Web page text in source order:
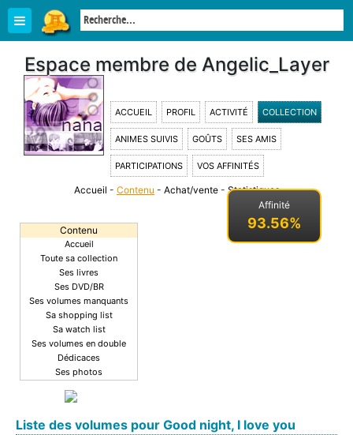
Espace membre de Angelic_Layer
ACCUEIL PROFIL ACTIVITÉ COLLECTION
ANIMES SUIVIS GOÛTS SES AMIS
PARTICIPATIONS VOS AFFINITÉS
Affinité
93.56%
Accueil - Contenu - Achat/vente - Statistiques-
Contenu
Accueil
Toute sa collection
Ses livres
Ses DVD/BR
Ses volumes manquants
Sa shopping list
Sa watch list
Ses volumes en double
Dédicaces
Ses photos
Liste des volumes pour Good night, I love you